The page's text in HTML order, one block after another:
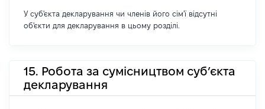
У суб'єкта декларування чи членів його сім'ї відсутні
об'єкти для декларування в цьому розділі.
15. Робота за сумісництвом суб’єкта
декларування